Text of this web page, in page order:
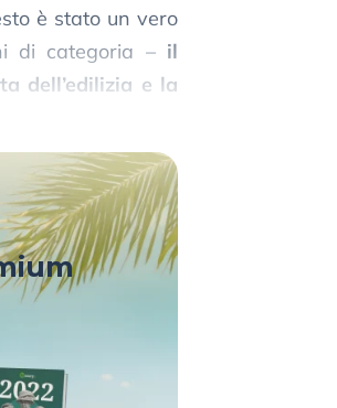
è stato un vero
di categoria – il
dell’edilizia e la